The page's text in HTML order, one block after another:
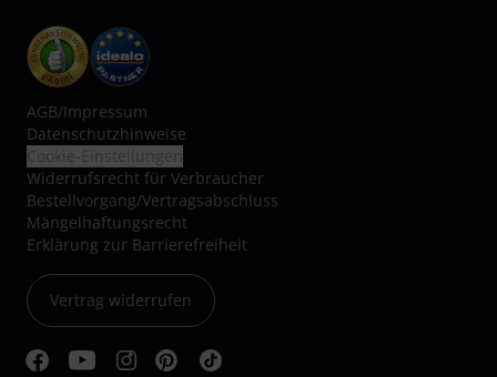
AGB/Impressum
Datenschutzhinweise
Widerrufsrecht für Verbraucher
Bestellvorgang/Vertragsabschluss
Mängelhaftungsrecht
Erklärung zur Barrierefreiheit
Vertrag widerrufen